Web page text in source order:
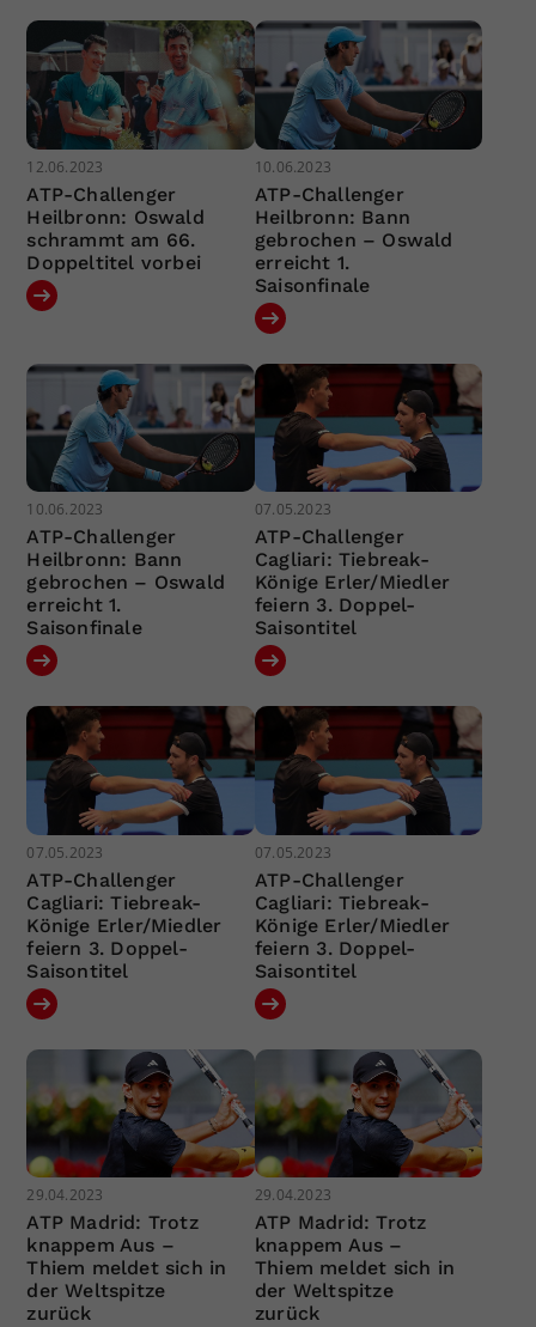
12.06.2023
ATP-Challenger
Heilbronn: Oswald
schrammt am 66.
Doppeltitel vorbei
10.06.2023
ATP-Challenger
Heilbronn: Bann
gebrochen – Oswald
erreicht 1.
Saisonfinale
10.06.2023
ATP-Challenger
Heilbronn: Bann
gebrochen – Oswald
erreicht 1.
Saisonfinale
07.05.2023
ATP-Challenger
Cagliari: Tiebreak-
Könige Erler/Miedler
feiern 3. Doppel-
Saisontitel
07.05.2023
ATP-Challenger
Cagliari: Tiebreak-
Könige Erler/Miedler
feiern 3. Doppel-
Saisontitel
07.05.2023
ATP-Challenger
Cagliari: Tiebreak-
Könige Erler/Miedler
feiern 3. Doppel-
Saisontitel
29.04.2023
ATP Madrid: Trotz
knappem Aus –
Thiem meldet sich in
der Weltspitze
zurück
29.04.2023
ATP Madrid: Trotz
knappem Aus –
Thiem meldet sich in
der Weltspitze
zurück